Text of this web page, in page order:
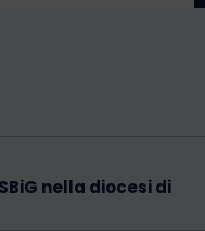
nella diocesi di